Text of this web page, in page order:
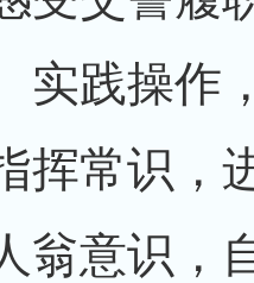
实践操作
挥常识，
翁意识，